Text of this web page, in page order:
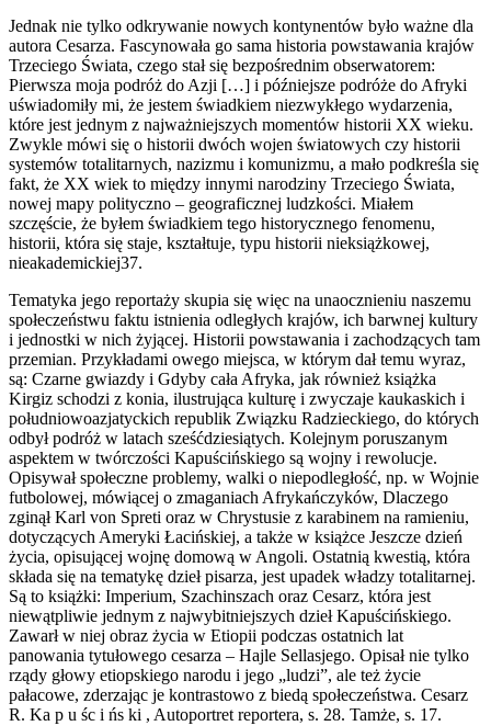
Jednak nie tylko odkrywanie nowych kontynentów było ważne dla
autora Cesarza. Fascynowała go sama historia powstawania krajów
Trzeciego Świata, czego stał się bezpośrednim obserwatorem:
Pierwsza moja podróż do Azji […] i późniejsze podróże do Afryki
uświadomiły mi, że jestem świadkiem niezwykłego wydarzenia,
które jest jednym z najważniejszych momentów historii XX wieku.
Zwykle mówi się o historii dwóch wojen światowych czy historii
systemów totalitarnych, nazizmu i komunizmu, a mało podkreśla się
fakt, że XX wiek to między innymi narodziny Trzeciego Świata,
nowej mapy polityczno – geograficznej ludzkości. Miałem
szczęście, że byłem świadkiem tego historycznego fenomenu,
historii, która się staje, kształtuje, typu historii nieksiążkowej,
nieakademickiej37.
Tematyka jego reportaży skupia się więc na unaocznieniu naszemu
społeczeństwu faktu istnienia odległych krajów, ich barwnej kultury
i jednostki w nich żyjącej. Historii powstawania i zachodzących tam
przemian. Przykładami owego miejsca, w którym dał temu wyraz,
są: Czarne gwiazdy i Gdyby cała Afryka, jak również książka
Kirgiz schodzi z konia, ilustrująca kulturę i zwyczaje kaukaskich i
południowoazjatyckich republik Związku Radzieckiego, do których
odbył podróż w latach sześćdziesiątych. Kolejnym poruszanym
aspektem w twórczości Kapuścińskiego są wojny i rewolucje.
Opisywał społeczne problemy, walki o niepodległość, np. w Wojnie
futbolowej, mówiącej o zmaganiach Afrykańczyków, Dlaczego
zginął Karl von Spreti oraz w Chrystusie z karabinem na ramieniu,
dotyczących Ameryki Łacińskiej, a także w książce Jeszcze dzień
życia, opisującej wojnę domową w Angoli. Ostatnią kwestią, która
składa się na tematykę dzieł pisarza, jest upadek władzy totalitarnej.
Są to książki: Imperium, Szachinszach oraz Cesarz, która jest
niewątpliwie jednym z najwybitniejszych dzieł Kapuścińskiego.
Zawarł w niej obraz życia w Etiopii podczas ostatnich lat
panowania tytułowego cesarza – Hajle Sellasjego. Opisał nie tylko
rządy głowy etiopskiego narodu i jego „ludzi”, ale też życie
pałacowe, zderzając je kontrastowo z biedą społeczeństwa. Cesarz
R. Ka p u śc i ńs ki , Autoportret reportera, s. 28. Tamże, s. 17.